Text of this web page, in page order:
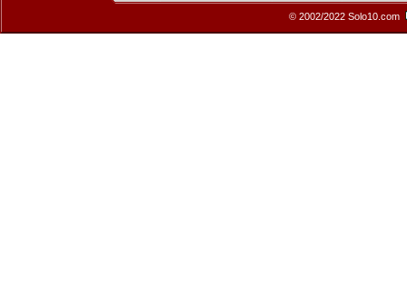
© 2002/2022 Solo10.com